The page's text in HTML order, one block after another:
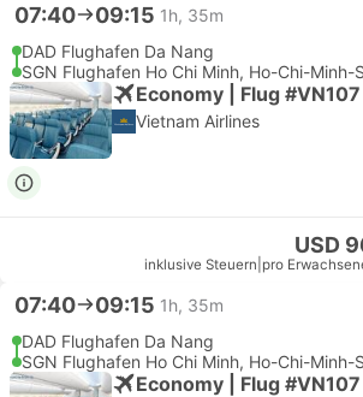
07:40 09:15 1h, 35m
DAD Flughafen Da Nang
SGN Flughafen Ho Chi Minh, Ho-Chi-Minh-
Economy | Flug #VN107
Vietnam Airlines
USD
inklusive Steuern pro
07:40 09:15 1h, 35m
DAD Flughafen Da Nang
SGN Flughafen Ho Chi Minh, Ho-Chi-Minh-
Economy | Flug #VN107